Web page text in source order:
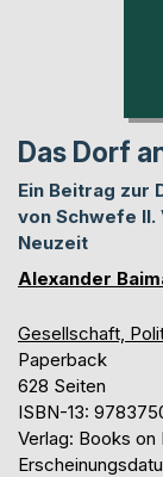
Das Dorf
Ein Beitrag zur
von Schwefe
Neuzeit
Alexander
Gesellschaft,
Paperback
628 Seiten
ISBN-13:
Verlag: Books on